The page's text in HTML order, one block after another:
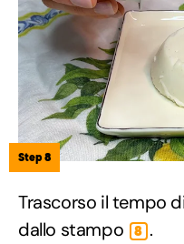
Step 8
Trascorso il tempo
dallo stampo
8 .